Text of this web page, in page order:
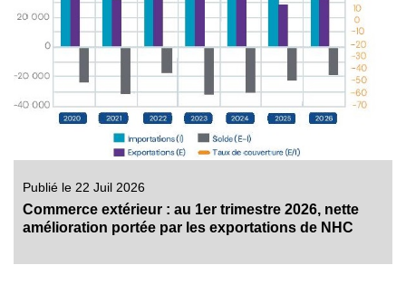
Publié le 22 Juil 2026
Commerce extérieur : au 1er trimestre 2026, nette
amélioration portée par les exportations de NHC